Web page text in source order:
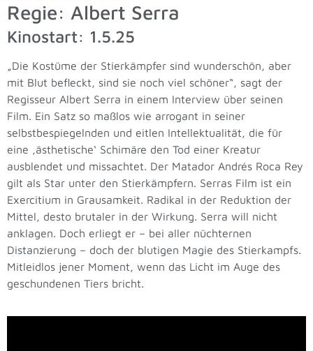
Regie: Albert Serra
Kinostart: 1.5.25
„Die Kostüme der Stierkämpfer sind wunderschön, aber
mit Blut befleckt, sind sie noch viel schöner“, sagt der
Regisseur Albert Serra in einem Interview über seinen
Film. Ein Satz so maßlos wie arrogant in seiner
selbstbespiegelnden und eitlen Intellektualität, die für
eine ‚ästhetische‘ Schimäre den Tod einer Kreatur
ausblendet und missachtet. Der Matador Andrés Roca Rey
gilt als Star unter den Stierkämpfern. Serras Film ist ein
Exercitium in Grausamkeit. Radikal in der Reduktion der
Mittel, desto brutaler in der Wirkung. Serra will nicht
anklagen. Doch erliegt er – bei aller nüchternen
Distanzierung – doch der blutigen Magie des Stierkampfs.
Mitleidlos jener Moment, wenn das Licht im Auge des
geschundenen Tiers bricht.